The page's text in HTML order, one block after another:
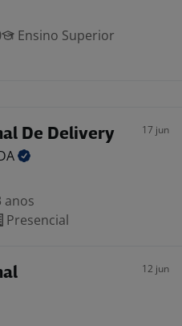
Ensino Superior
De Delivery 17 jun
anos
Presencial
12 jun